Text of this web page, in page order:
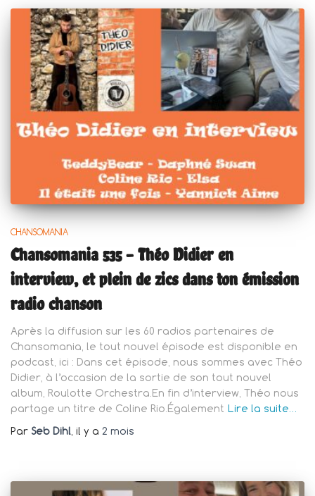
CHANSOMANIA
Chansomania 535 – Théo Didier en
interview, et plein de zics dans ton émission
radio chanson
Après la diffusion sur les 60 radios partenaires de
Chansomania, le tout nouvel épisode est disponible en
podcast, ici : Dans cet épisode, nous sommes avec Théo
Didier, à l’occasion de la sortie de son tout nouvel
album, Roulotte Orchestra.En fin d’interview, Théo nous
partage un titre de Coline Rio.Également Lire la suite…
Par Seb Dihl, il y a 2 mois